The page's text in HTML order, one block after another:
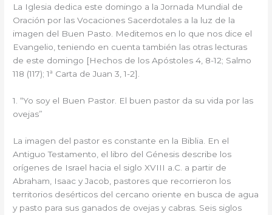
La Iglesia dedica este domingo a la Jornada Mundial de
Oración por las Vocaciones Sacerdotales a la luz de la
imagen del Buen Pasto. Meditemos en lo que nos dice el
Evangelio, teniendo en cuenta también las otras lecturas
de este domingo [Hechos de los Apóstoles 4, 8-12; Salmo
118 (117); 1ª Carta de Juan 3, 1-2].
1. “Yo soy el Buen Pastor. El buen pastor da su vida por las
ovejas”
La imagen del pastor es constante en la Biblia. En el
Antiguo Testamento, el libro del Génesis describe los
orígenes de Israel hacia el siglo XVIII a.C. a partir de
Abraham, Isaac y Jacob, pastores que recorrieron los
territorios desérticos del cercano oriente en busca de agua
y pasto para sus ganados de ovejas y cabras. Seis siglos